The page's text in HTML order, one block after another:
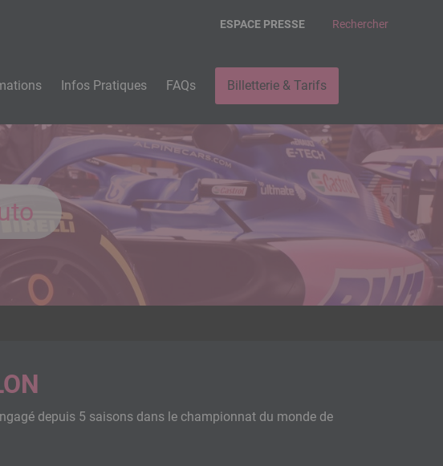
ESPACE PRESSE Rechercher
Infos Pratiques FAQs Billetterie & Tarifs
depuis 5 saisons dans le championnat du monde de